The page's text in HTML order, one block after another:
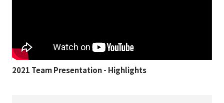
2021 Team Presentation - Highlights